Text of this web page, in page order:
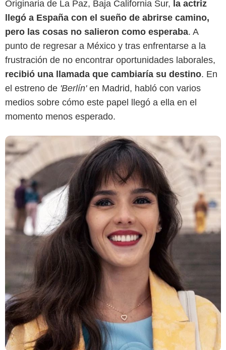
Originaria de La Paz, Baja California Sur, la actriz
llegó a España con el sueño de abrirse camino,
pero las cosas no salieron como esperaba. A
punto de regresar a México y tras enfrentarse a la
frustración de no encontrar oportunidades laborales,
recibió una llamada que cambiaría su destino. En
el estreno de 'Berlín' en Madrid, habló con varios
medios sobre cómo este papel llegó a ella en el
momento menos esperado.